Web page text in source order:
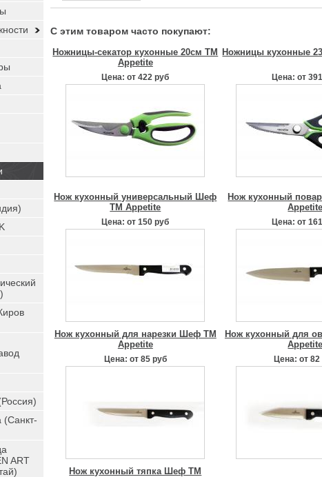
С этим товаром часто покупают:
Ножницы-секатор кухонные 20см ТМ
Appetite
Цена: от 422 руб
Ножницы кухонные
Цена: от
Нож кухонный универсальный Шеф
TM Appetite
Цена: от 150 руб
Нож кухонный
Appetite
Цена: от
Нож кухонный для нарезки Шеф TM
Appetite
Цена: от 85 руб
Нож кухонный для
Appetite
Цена: от 82
Нож кухонный тяпка Шеф TM
(Санкт-
ART